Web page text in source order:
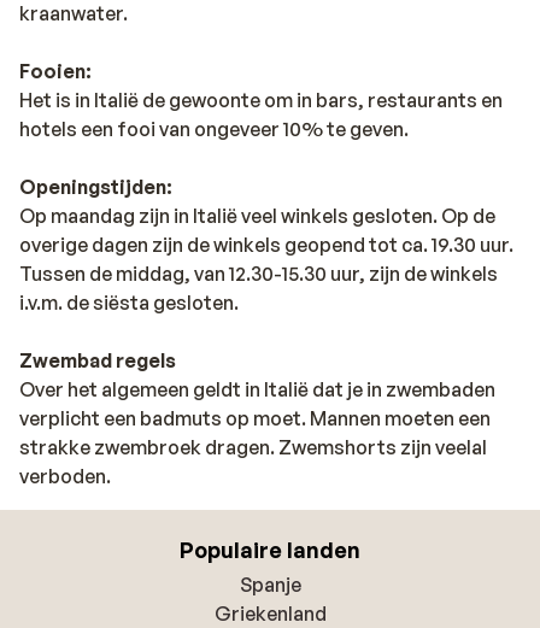
kraanwater.
Fooien:
Het is in Italië de gewoonte om in bars, restaurants en
hotels een fooi van ongeveer 10% te geven.
Openingstijden:
Op maandag zijn in Italië veel winkels gesloten. Op de
overige dagen zijn de winkels geopend tot ca. 19.30 uur.
Tussen de middag, van 12.30-15.30 uur, zijn de winkels
i.v.m. de siësta gesloten.
Zwembad regels
Over het algemeen geldt in Italië dat je in zwembaden
verplicht een badmuts op moet. Mannen moeten een
strakke zwembroek dragen. Zwemshorts zijn veelal
verboden.
Populaire landen
Spanje
Griekenland